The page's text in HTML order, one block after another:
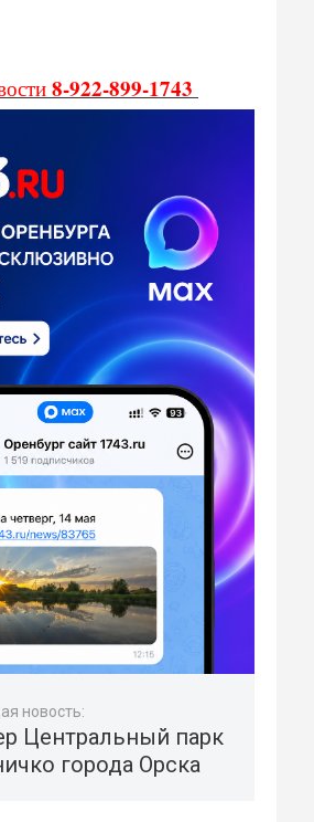
8-922-899-1743
новость:
Центральный парк
города Орска